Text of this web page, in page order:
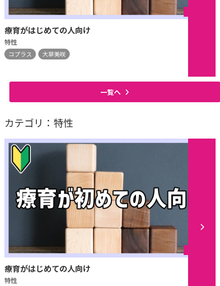
療育がはじめての人向け
特性
コプラス 大草美咲
一覧へ
カテゴリ：特性
療育がはじめての人向け
特性